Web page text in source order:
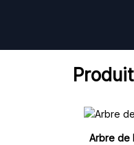
Arbre de